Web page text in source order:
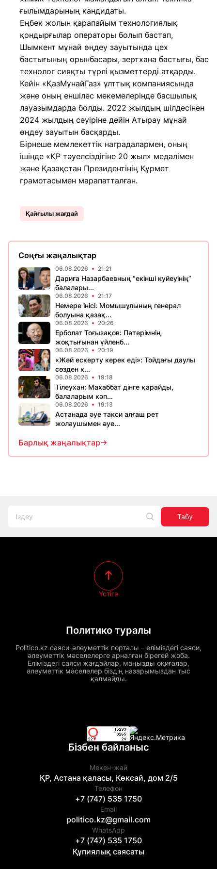
ғылымдарының кандидаты.
Еңбек жолын қарапайым технологиялық
қондырғылар операторы болып бастап,
Шымкент мұнай өңдеу зауытында цех
бастығының орынбасары, зертхана бастығы, бас
технолог сияқты түрлі қызметтерді атқарды.
Кейін «ҚазМұнайГаз» ұлттық компаниясында
және оның еншілес мекемелерінде басшылық
лауазымдарда болды. 2022 жылдың шілдесінен
2024 жылдың сәуіріне дейін Атырау мұнай
өңдеу зауытын басқарды.
Бірнеше мемлекеттік наградалармен, оның
ішінде «ҚР тәуелсіздігіне 20 жыл» медалімен
және Қазақстан Президентінің Құрмет
грамотасымен марапатталған.
Қайғылы жағдай
Соңғы жаңалықтар
06.08.2026 21:21
Дариға Назарбаевның “екінші куйеуінің”
балалары...
06.08.2026 21:17
Немере інісі: Момышұлының генерал
болуына қазақ...
06.08.2026 20:26
Ерболат Тоғызақов: Пәтерімнің
жоқтығынан үйленб...
06.08.2026 20:19
«Жәй ескерту керек еді»: Тойдағы даулы
сөзден к...
06.08.2026 19:18
Тілеухан: Махаббат дінге қарайды,
балаларым кәп...
06.08.2026 19:13
Астанада әуе такси алғаш рет
жолаушымен әуе...
Барлық жаңалықтар
Табу
Политико туралы
Politico.kz саяси-әлеуметтік порталы – еліміздегі саяси,
әлеуметтік мәселелерге арналған бірегей жоба.
Еліміздегі саяси жағдайлар, маңызды оқиғалар,
әлеуметтік мәселелер біздің назарымыздан тыс
қалмайды.
Үстіге
Бізбен байланыс
Мекен-жай
ҚР, Астана қаласы, Көксай, дом 2/5
Телефон
+7 (747) 535 1750
Email
politico.kz@gmail.com
WhatsApp
+7 (747) 535 1750
Құпиялық саясаты